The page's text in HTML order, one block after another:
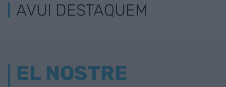
AVUI DESTAQUEM
EL NOSTRE